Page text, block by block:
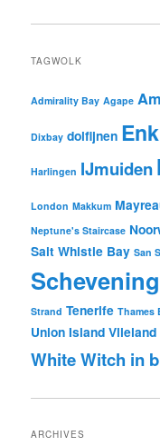
TAGWOLK
Admirality Bay Agape
Dixbay dolfijnen
Harlingen IJmuiden
London Makkum
Neptune's Staircase
Salt Whistle Bay San
Strand Tenerife Thames
Union Island Vlieland
White Witch in
ARCHIVES